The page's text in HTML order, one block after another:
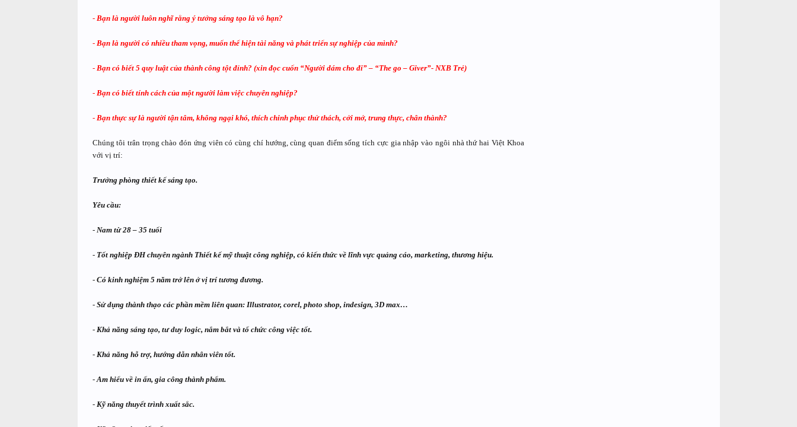
- Bạn là người luôn nghĩ rằng ý tưởng sáng tạo là vô hạn?
- Bạn là người có nhiều tham vọng, muốn thể hiện tài năng và phát triển sự nghiệp của mình?
- Bạn có biết 5 quy luật của thành công tột đỉnh? (xin đọc cuốn “Người dám cho đi” – “The go – Giver”- NXB Trẻ)
- Bạn có biết tính cách của một người làm việc chuyên nghiệp?
- Bạn thực sự là người tận tâm, không ngại khó, thích chinh phục thử thách, cởi mở, trung thực, chân thành?
Chúng tôi trân trọng chào đón ứng viên có cùng chí hướng, cùng quan điểm sống tích cực gia nhập vào ngôi nhà thứ hai Việt Khoa
với vị trí:
Trưởng phòng thiết kế sáng tạo.
Yêu cầu:
- Nam từ 28 – 35 tuổi
- Tốt nghiệp ĐH chuyên ngành Thiết kế mỹ thuật công nghiệp, có kiến thức về lĩnh vực quảng cáo, marketing, thương hiệu.
- Có kinh nghiệm 5 năm trở lên ở vị trí tương đương.
- Sử dụng thành thạo các phần mềm liên quan: Illustrator, corel, photo shop, indesign, 3D max…
- Khả năng sáng tạo, tư duy logic, nắm bắt và tổ chức công việc tốt.
- Khả năng hỗ trợ, hướng dẫn nhân viên tốt.
-Am hiểu về in ấn, gia công thành phẩm.
- Kỹ năng thuyết trình xuất sắc.